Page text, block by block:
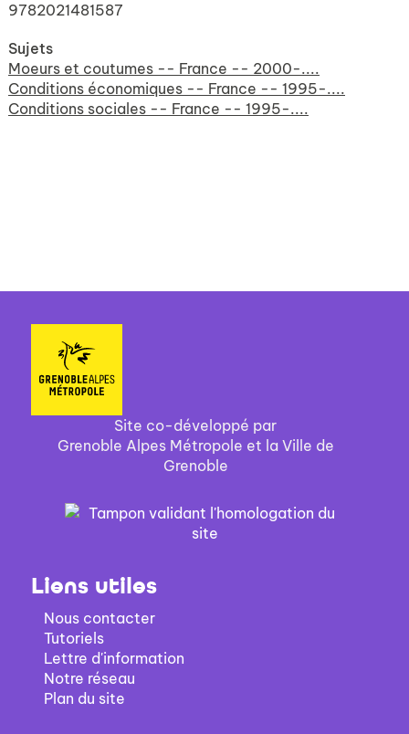
9782021481587
Sujets
Moeurs et coutumes -- France -- 2000-....
Conditions économiques -- France -- 1995-....
Conditions sociales -- France -- 1995-....
Site co-développé par
Grenoble Alpes Métropole et la Ville de
Grenoble
Liens utiles
Nous contacter
Tutoriels
Lettre d'information
Notre réseau
Plan du site